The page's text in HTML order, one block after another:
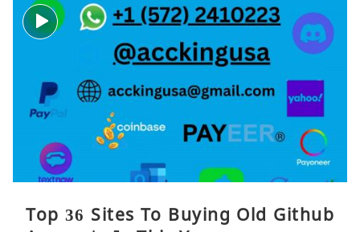
Top 36 Sites To Buying Old Github